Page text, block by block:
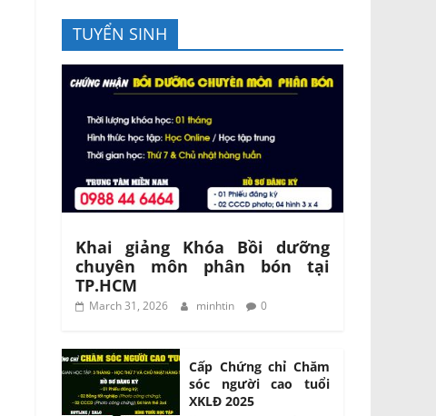
TUYỂN SINH
Khai giảng Khóa Bồi dưỡng
chuyên môn phân bón tại
TP.HCM
March 31, 2026 minhtin 0
Cấp Chứng chỉ Chăm
sóc người cao tuổi
XKLĐ 2025